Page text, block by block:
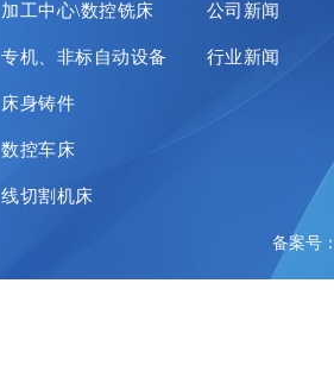
加工中心\数控铣床
专机、非标自动设备
床身铸件
数控车床
线切割机床
公司新闻
行业新闻
备案号